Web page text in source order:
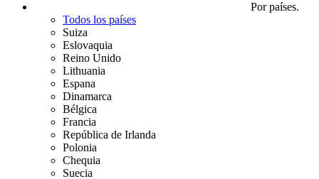
Por países.
Todos los países
Suiza
Eslovaquia
Reino Unido
Lithuania
Espana
Dinamarca
Bélgica
Francia
República de Irlanda
Polonia
Chequia
Suecia